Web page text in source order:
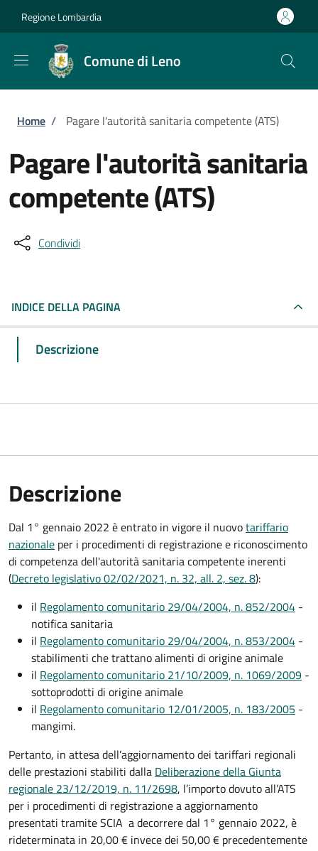
Regione Lombardia
Comune di Leno
Briciole di pane
Home / Pagare l'autorità sanitaria competente (ATS)
Pagare l'autorità sanitaria
competente (ATS)
Condividi
INDICE DELLA PAGINA
Descrizione
Descrizione
Dal 1° gennaio 2022 è entrato in vigore il nuovotariffario
nazionale per i procedimenti di registrazione e riconoscimento
di competenza dell'autorità sanitaria competente inerenti
(Decreto legislativo 02/02/2021, n. 32, all. 2, sez. 8):
il Regolamento comunitario 29/04/2004, n. 852/2004 -
notifica sanitaria
il Regolamento comunitario 29/04/2004, n. 853/2004 -
stabilimenti che trattano alimenti di origine animale
il Regolamento comunitario 21/10/2009, n. 1069/2009 -
sottoprodotti di origine animale
il Regolamento comunitario 12/01/2005, n. 183/2005 -
mangimi.
Pertanto, in attesa dell’aggiornamento dei tariffari regionali
delle prestazioni stabiliti dalla Deliberazione della Giunta
regionale 23/12/2019, n. 11/2698, l’importo dovuto all’ATS
per i procedimenti di registrazione a aggiornamento
presentati tramite SCIA a decorrere dal 1° gennaio 2022, è
rideterminata in 20,00 € invece dei 50,00 € precedentemente